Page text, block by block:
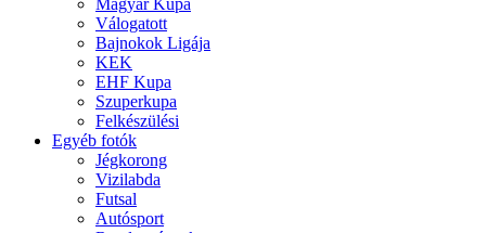
Magyar Kupa
Válogatott
Bajnokok Ligája
KEK
EHF Kupa
Szuperkupa
Felkészülési
Egyéb fotók
Jégkorong
Vizilabda
Futsal
Autósport